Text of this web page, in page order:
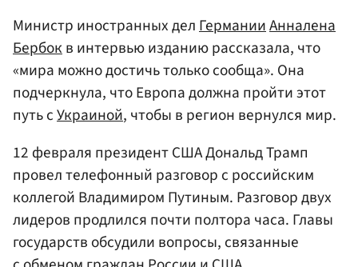
Министр иностранных дел ГерманииАнналена
Бербок в интервью изданию рассказала, что
«мира можно достичь только сообща». Она
подчеркнула, что Европа должна пройти этот
путь сУкраиной, чтобы в регион вернулся мир.
12 февраля президент США Дональд Трамп
провел телефонный разговор с российским
коллегой Владимиром Путиным. Разговор двух
лидеров продлился почти полтора часа. Главы
государств обсудили вопросы, связанные